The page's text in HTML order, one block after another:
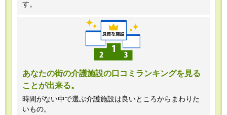
株式会社クリエイターズネクスト個人情
報保護管理者 窪田望
TEL:0120-21-7070
（受付時間 10時～19時 土日祝日除
く・営業のお電話はお断りいたします）
す。
あなたの街の介護施設の口コミランキングを見る
ことが出来る。
時間がない中で選ぶ介護施設は良いところからまわりた
いもの。